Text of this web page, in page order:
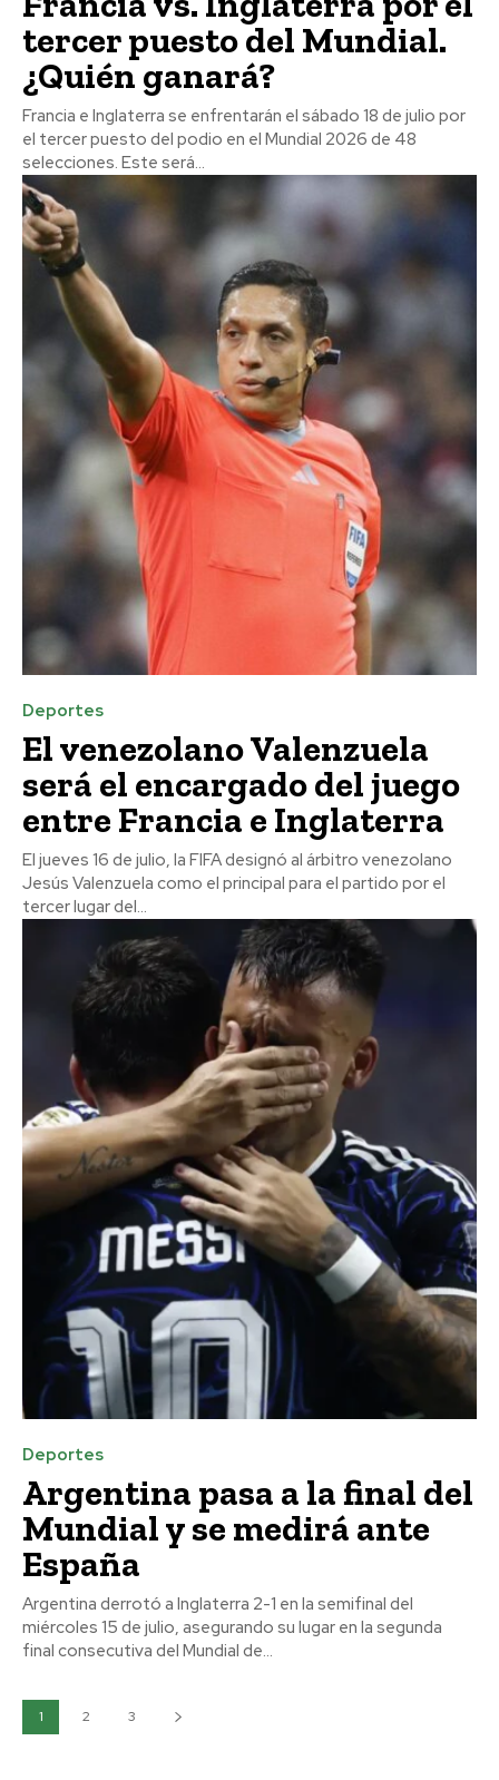
tercer puesto del Mundial.
¿Quién ganará?
Francia e Inglaterra se enfrentarán el sábado 18 de julio por
el tercer puesto del podio en el Mundial 2026 de 48
selecciones. Este será...
Deportes
El venezolano Valenzuela
será el encargado del juego
entre Francia e Inglaterra
El jueves 16 de julio, la FIFA designó al árbitro venezolano
Jesús Valenzuela como el principal para el partido por el
tercer lugar del...
Deportes
Argentina pasa a la final del
Mundial y se medirá ante
España
Argentina derrotó a Inglaterra 2-1 en la semifinal del
miércoles 15 de julio, asegurando su lugar en la segunda
final consecutiva del Mundial de...
1 2 3